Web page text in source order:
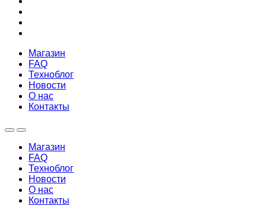
Магазин
FAQ
Техноблог
Новости
О нас
Контакты
Магазин
FAQ
Техноблог
Новости
О нас
Контакты